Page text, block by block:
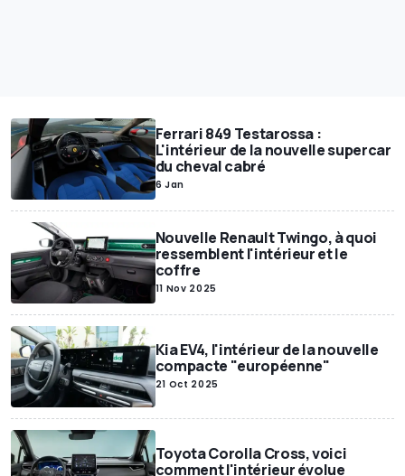
Ferrari 849 Testarossa :
L'intérieur de la nouvelle supercar
du cheval cabré
6 Jan
Nouvelle Renault Twingo, à quoi
ressemblent l'intérieur et le
coffre
11 Nov 2025
Kia EV4, l'intérieur de la nouvelle
compacte "européenne"
21 Oct 2025
Toyota Corolla Cross, voici
comment l'intérieur évolue